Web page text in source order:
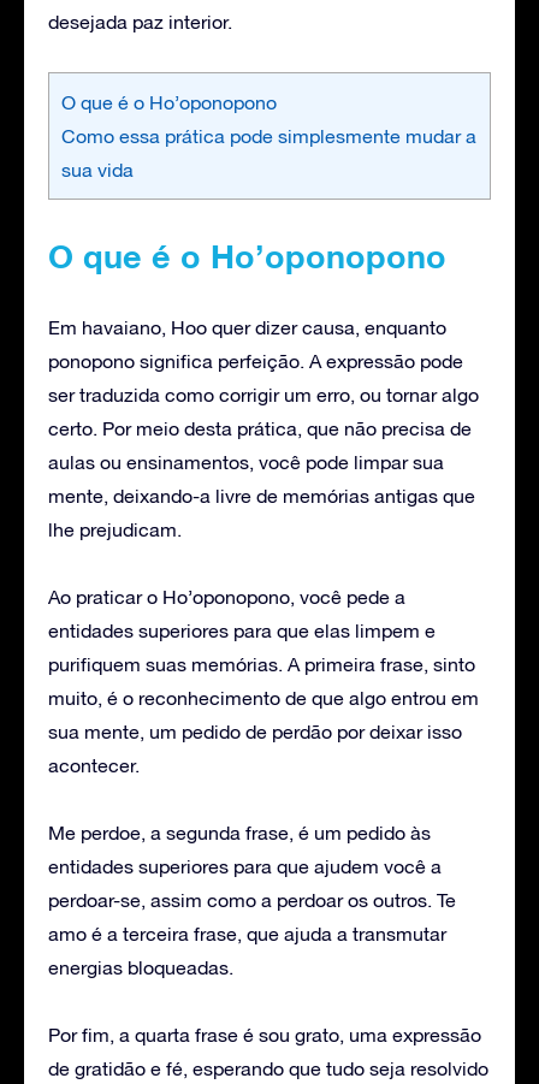
desejada paz interior.
O que é o Ho’oponopono
Como essa prática pode simplesmente mudar a
sua vida
O que é o Ho’oponopono
Em havaiano, Hoo quer dizer causa, enquanto
ponopono significa perfeição. A expressão pode
ser traduzida como corrigir um erro, ou tornar algo
certo. Por meio desta prática, que não precisa de
aulas ou ensinamentos, você pode limpar sua
mente, deixando-a livre de memórias antigas que
lhe prejudicam.
Ao praticar o Ho’oponopono, você pede a
entidades superiores para que elas limpem e
purifiquem suas memórias. A primeira frase, sinto
muito, é o reconhecimento de que algo entrou em
sua mente, um pedido de perdão por deixar isso
acontecer.
Me perdoe, a segunda frase, é um pedido às
entidades superiores para que ajudem você a
perdoar-se, assim como a perdoar os outros. Te
amo é a terceira frase, que ajuda a transmutar
energias bloqueadas.
Por fim, a quarta frase é sou grato, uma expressão
de gratidão e fé, esperando que tudo seja resolvido